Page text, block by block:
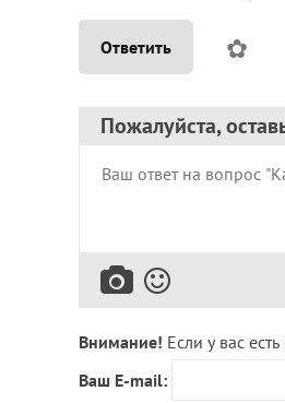
Ответить ✿
Пожалуйста,
Внимание! Если у вас
Ваш E-mail: